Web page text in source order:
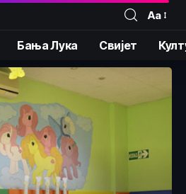
Аа
Бања Лука Свијет